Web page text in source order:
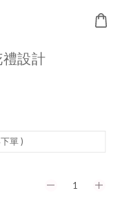
設計